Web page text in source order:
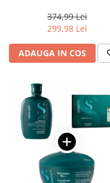
Salon size
374,99 Lei
299,98 Lei
ADAUGA IN COS